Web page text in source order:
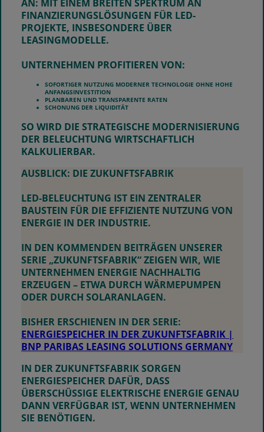
AN: MIT EINEM BREITEN SPEKTRUM AN
FINANZIERUNGSLÖSUNGEN FÜR LED-
PROJEKTE, INSBESONDERE ÜBER
LEASINGMODELLE.
UNTERNEHMEN PROFITIEREN VON:
SOFORTIGER NUTZUNG MODERNER TECHNOLOGIE OHNE HOHE
ANFANGSINVESTITION
PLANBAREN UND TRANSPARENTE RATEN
SCHONUNG DER LIQUIDITÄT
SO WIRD DIE STRATEGISCHE MODERNISIERUNG
DER BELEUCHTUNG WIRTSCHAFTLICH
KALKULIERBAR.
AUSBLICK: DIE ZUKUNFTSFABRIK
LED-BELEUCHTUNG IST EIN ZENTRALER
BAUSTEIN FÜR DIE EFFIZIENTE NUTZUNG VON
ENERGIE IN DER INDUSTRIE.
IN DEN KOMMENDEN BEITRÄGEN UNSERER
SERIE „ZUKUNFTSFABRIK“ ZEIGEN WIR, WIE
UNTERNEHMEN ENERGIE NACHHALTIG
ERZEUGEN – ETWA DURCH WÄRMEPUMPEN
ODER DURCH SOLARANLAGEN.
BISHER ERSCHIENEN IN DER SERIE:
ENERGIESPEICHER IN DER ZUKUNFTSFABRIK |
BNP PARIBAS LEASING SOLUTIONS GERMANY
IN DER ZUKUNFTSFABRIK SORGEN
ENERGIESPEICHER DAFÜR, DASS
ÜBERSCHÜSSIGE ELEKTRISCHE ENERGIE GENAU
DANN VERFÜGBAR IST, WENN UNTERNEHMEN
SIE BENÖTIGEN.